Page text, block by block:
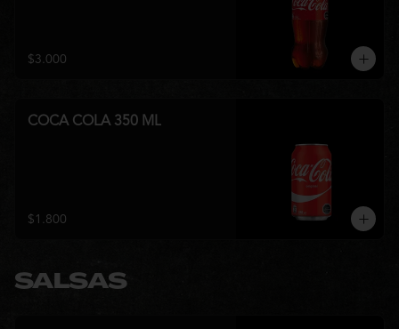
$3.000
COCA COLA 350 ML
$1.800
SALSAS